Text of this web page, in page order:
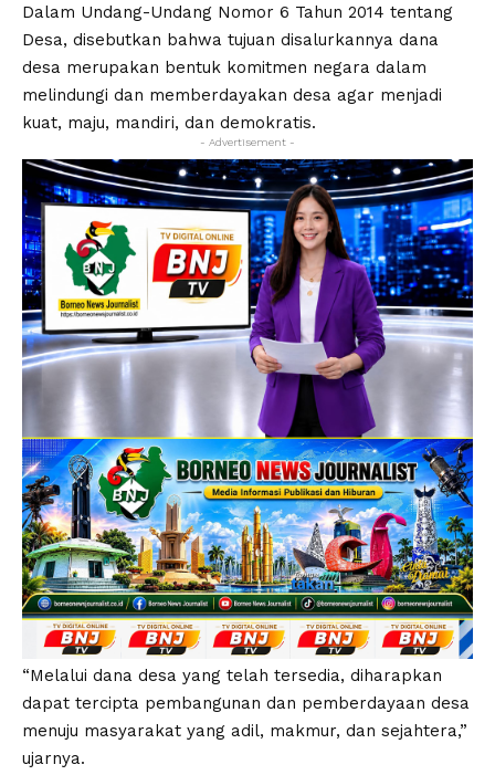
Dalam Undang-Undang Nomor 6 Tahun 2014 tentang
Desa, disebutkan bahwa tujuan disalurkannya dana
desa merupakan bentuk komitmen negara dalam
melindungi dan memberdayakan desa agar menjadi
kuat, maju, mandiri, dan demokratis.
- Advertisement -
“Melalui dana desa yang telah tersedia, diharapkan
dapat tercipta pembangunan dan pemberdayaan desa
menuju masyarakat yang adil, makmur, dan sejahtera,”
ujarnya.